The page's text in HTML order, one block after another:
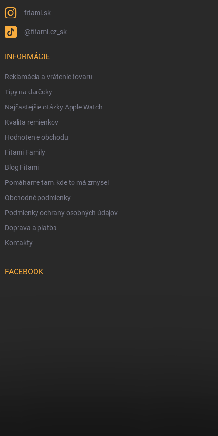
fitami.sk
@fitami.cz_sk
INFORMÁCIE
Reklamácia a vrátenie tovaru
Tipy na darčeky
Najčastejšie otázky Apple Watch
Kvalita remienkov
Hodnotenie obchodu
Fitami Family
Blog Fitami
Pomáhame tam, kde to má zmysel
Obchodné podmienky
Podmienky ochrany osobných údajov
Doprava a platba
Kontakty
FACEBOOK